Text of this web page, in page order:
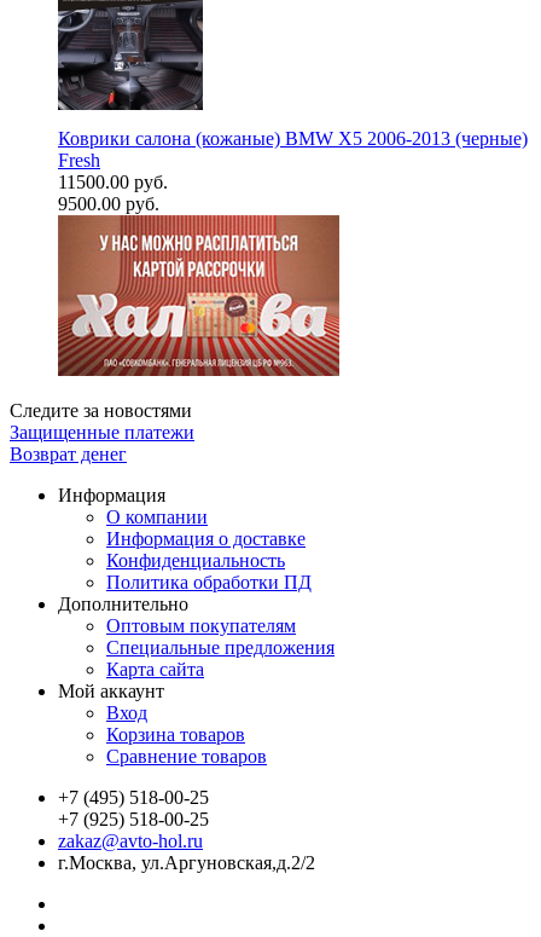
Коврики салона (кожаные) BMW X5 2006-2013 (черные)
Fresh
11500.00 руб.
9500.00 руб.
Следите за новостями
Защищенные платежи
Возврат денег
Информация
О компании
Информация о доставке
Конфиденциальность
Политика обработки ПД
Дополнительно
Оптовым покупателям
Специальные предложения
Карта сайта
Мой аккаунт
Вход
Корзина товаров
Сравнение товаров
+7 (495) 518-00-25
+7 (925) 518-00-25
zakaz@avto-hol.ru
г.Москва, ул.Аргуновская,д.2/2